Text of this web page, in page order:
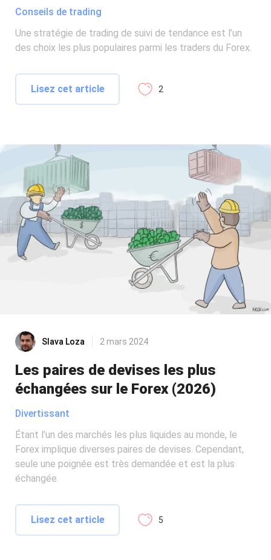
Conseils de trading
Une stratégie de trading de suivi de tendance est l’un
des choix les plus populaires parmi les traders du Forex.
Lisez cet article 2
Slava Loza 2 mars 2024
Les paires de devises les plus
échangées sur le Forex (2026)
Divertissant
Étant l'un des marchés les plus liquides au monde, le
Forex implique diverses paires de devises. Cependant,
seule une poignée est très demandée et est la plus
échangée.
Lisez cet article 5